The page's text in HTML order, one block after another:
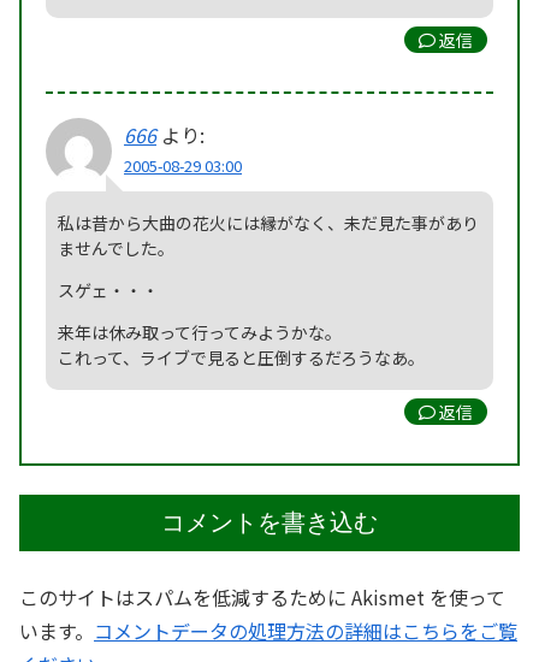
返信
666 より:
2005-08-29 03:00
私は昔から大曲の花火には縁がなく、未だ見た事があり
ませんでした。
スゲェ・・・
来年は休み取って行ってみようかな。
これって、ライブで見ると圧倒するだろうなあ。
返信
コメントを書き込む
このサイトはスパムを低減するために Akismet を使って
います。 コメントデータの処理方法の詳細はこちらをご覧